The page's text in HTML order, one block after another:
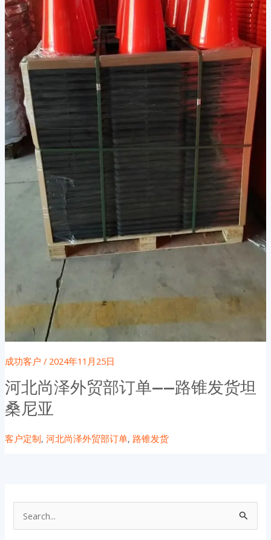
成功客户 / 2024年11月25日
河北尚泽外贸部订单——路锥发货坦
桑尼亚
客户定制, 河北尚泽外贸部订单, 路锥发货